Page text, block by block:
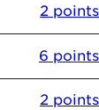
2 points
6 points
2 points